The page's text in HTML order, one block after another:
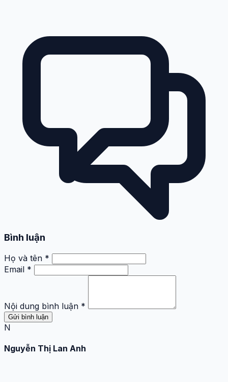
Bình luận
Họ và tên *
Email *
Nội dung bình luận *
Gửi bình luận
N
Nguyễn Thị Lan Anh